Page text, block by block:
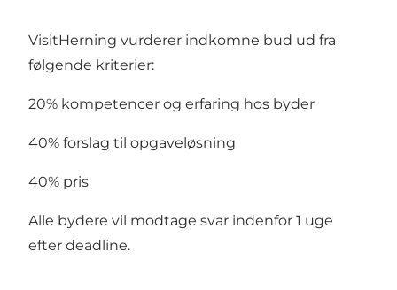
VisitHerning vurderer indkomne bud ud fra
følgende kriterier:
20% kompetencer og erfaring hos byder
40% forslag til opgaveløsning
40% pris
Alle bydere vil modtage svar indenfor 1 uge
efter deadline.